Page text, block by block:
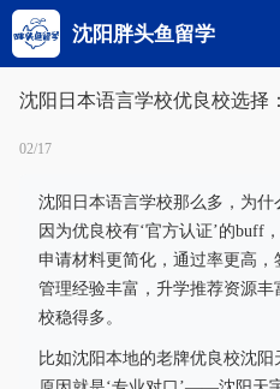
沈阳胖头鱼留学
沈阳日本语言学校优良校选择
02/17
沈阳日本语言学校那么多，为
因为优良校有‘官方认证’的buff
申请材料更简化，通过率更高
管理经验丰富，升学推荐资源
校稳得多。
比如沈阳本地的老牌优良校沈阳